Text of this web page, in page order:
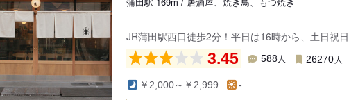
JR蒲田駅西口徒歩2分！平日は16時から、土日祝
3.45 588人 26270 人
￥2,000～￥2,999 -